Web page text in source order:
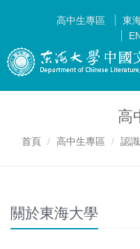
高中生專區 東
高
首頁 高中生專區 認
關於東海大學